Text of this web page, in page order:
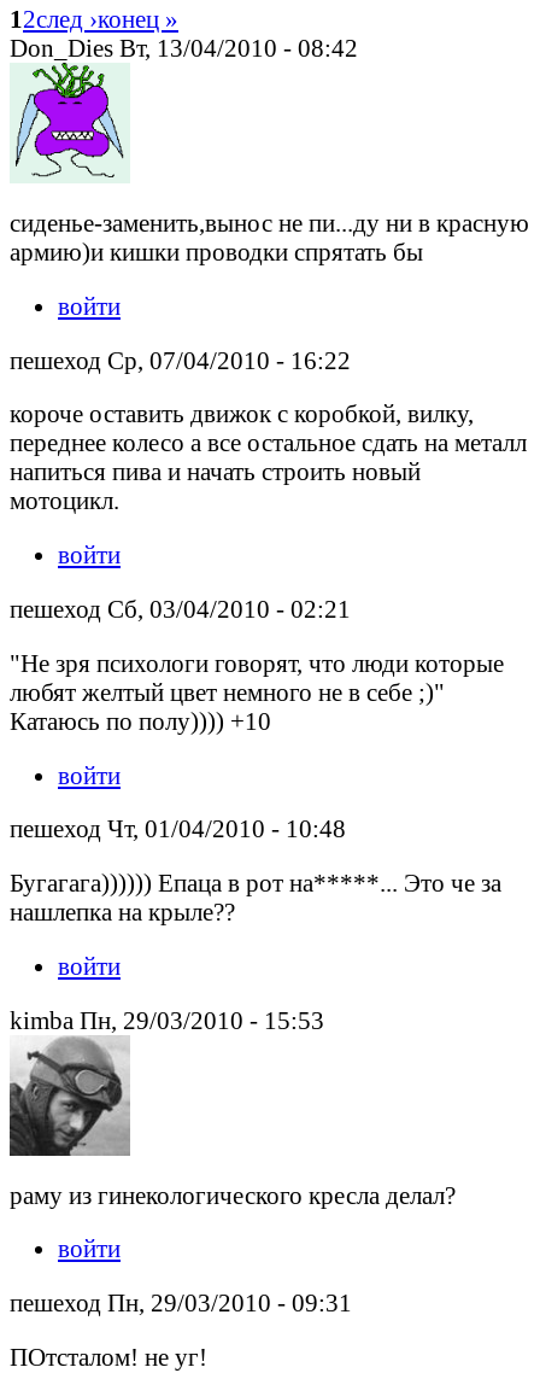
12след ›конец »
Don_Dies Вт, 13/04/2010 - 08:42
сиденье-заменить,вынос не пи...ду ни в красную
армию)и кишки проводки спрятать бы
войти
пешеход Ср, 07/04/2010 - 16:22
короче оставить движок с коробкой, вилку,
переднее колесо а все остальное сдать на металл
напиться пива и начать строить новый
мотоцикл.
войти
пешеход Сб, 03/04/2010 - 02:21
"Не зря психологи говорят, что люди которые
любят желтый цвет немного не в себе ;)"
Катаюсь по полу)))) +10
войти
пешеход Чт, 01/04/2010 - 10:48
Бугагага)))))) Епаца в рот на*****... Это че за
нашлепка на крыле??
войти
kimba Пн, 29/03/2010 - 15:53
раму из гинекологического кресла делал?
войти
пешеход Пн, 29/03/2010 - 09:31
ПОтсталом! не уг!